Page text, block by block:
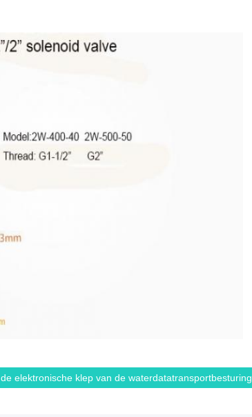
de elektronische klep van de waterdatatransportbesturing